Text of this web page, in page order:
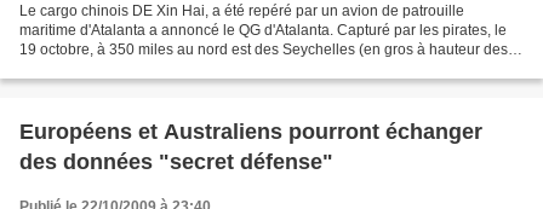
Le cargo chinois DE Xin Hai, a été repéré par un avion de patrouille
maritime d'Atalanta a annoncé le QG d'Atalanta. Capturé par les pirates, le
19 octobre, à 350 miles au nord est des Seychelles (en gros à hauteur des
Européens et Australiens pourront échanger
des données "secret défense"